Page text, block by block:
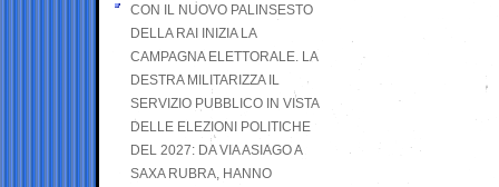
CON IL NUOVO PALINSESTO
DELLA RAI INIZIA LA
CAMPAGNA ELETTORALE. LA
DESTRA MILITARIZZA IL
SERVIZIO PUBBLICO IN VISTA
DELLE ELEZIONI POLITICHE
DEL 2027: DA VIA ASIAGO A
SAXA RUBRA, HANNO